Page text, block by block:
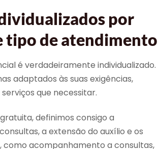
por
tipo de atendimento
é verdadeiramente individualizado.
adaptados às suas exigências,
que necessitar.
definimos consigo a
a extensão do auxílio e os
como acompanhamento a consultas,